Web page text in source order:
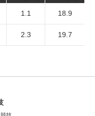
1.1 18.9
2.3 19.7